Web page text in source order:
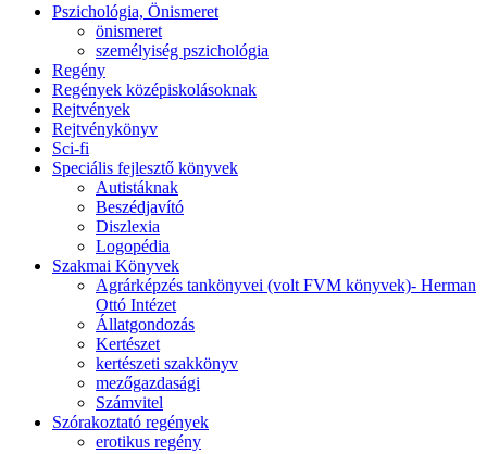
Pszichológia, Önismeret
önismeret
személyiség pszichológia
Regény
Regények középiskolásoknak
Rejtvények
Rejtvénykönyv
Sci-fi
Speciális fejlesztő könyvek
Autistáknak
Beszédjavító
Diszlexia
Logopédia
Szakmai Könyvek
Agrárképzés tankönyvei (volt FVM könyvek)- Herman
Ottó Intézet
Állatgondozás
Kertészet
kertészeti szakkönyv
mezőgazdasági
Számvitel
Szórakoztató regények
erotikus regény